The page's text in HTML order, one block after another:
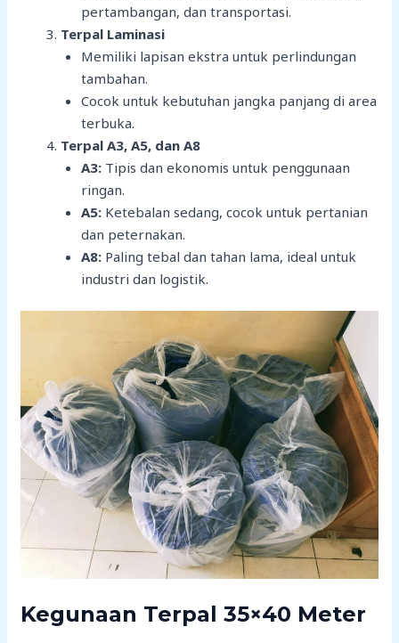
pertambangan, dan transportasi.
Terpal Laminasi
Memiliki lapisan ekstra untuk perlindungan
tambahan.
Cocok untuk kebutuhan jangka panjang di area
terbuka.
Terpal A3, A5, dan A8
A3:Tipis dan ekonomis untuk penggunaan
ringan.
A5:Ketebalan sedang, cocok untuk pertanian
dan peternakan.
A8:Paling tebal dan tahan lama, ideal untuk
industri dan logistik.
Kegunaan Terpal 35×40 Meter